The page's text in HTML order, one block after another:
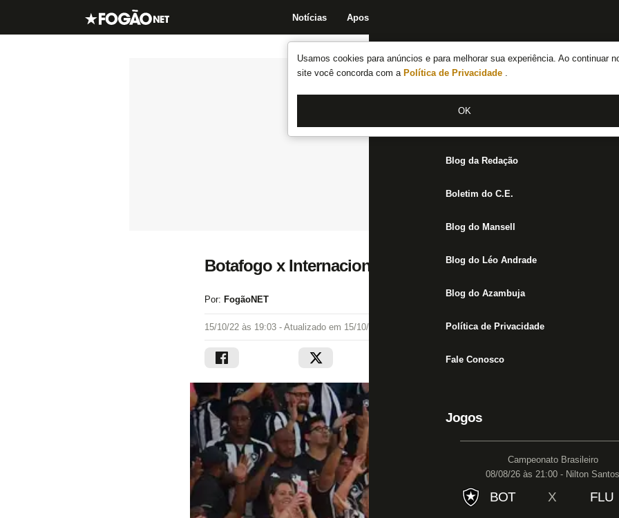
Usamos cookies para anúncios e para melhorar sua experiência. Ao continuar
site você concorda com a Política de Privacidade .
OK
Notícias Apostas
Notícias do Botafogo
Fórum
Jogos
Blog da Redação
Boletim do C.E.
Blog do Mansell
Blog do Léo Andrade
Blog do Azambuja
Política de Privacidade
Fale Conosco
Jogos
Campeonato Brasileiro
08/08/26 às 21:00 - Nilton Santos
BOT X FLU
Botafogo x Internacional: nova parcial é de 18 mil
Por: FogãoNET
15/10/22 às 19:03 - Atualizado em 15/10/22 às 19:03